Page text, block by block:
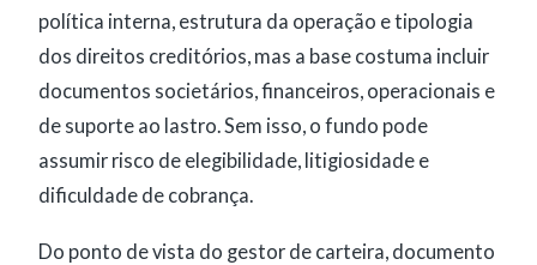
política interna, estrutura da operação e tipologia
dos direitos creditórios, mas a base costuma incluir
documentos societários, financeiros, operacionais e
de suporte ao lastro. Sem isso, o fundo pode
assumir risco de elegibilidade, litigiosidade e
dificuldade de cobrança.
Do ponto de vista do gestor de carteira, documento